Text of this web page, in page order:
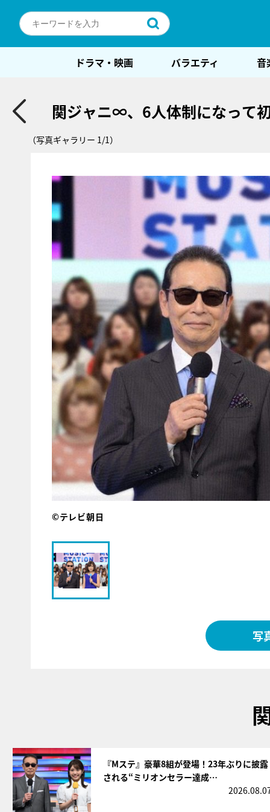
ドラマ・映画 バラエティ 音
関ジャニ∞、6人体制になって
（写真ギャラリー 1/1）
©テレビ朝日
写
『Mステ』豪華8組が登場！23年ぶりに披露
される“ミリオンセラー達成…